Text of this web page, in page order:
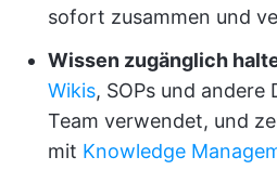
sofort zusammen und
Wissen zugänglich
Wikis, SOPs und
Team verwendet, und
mit Knowledge